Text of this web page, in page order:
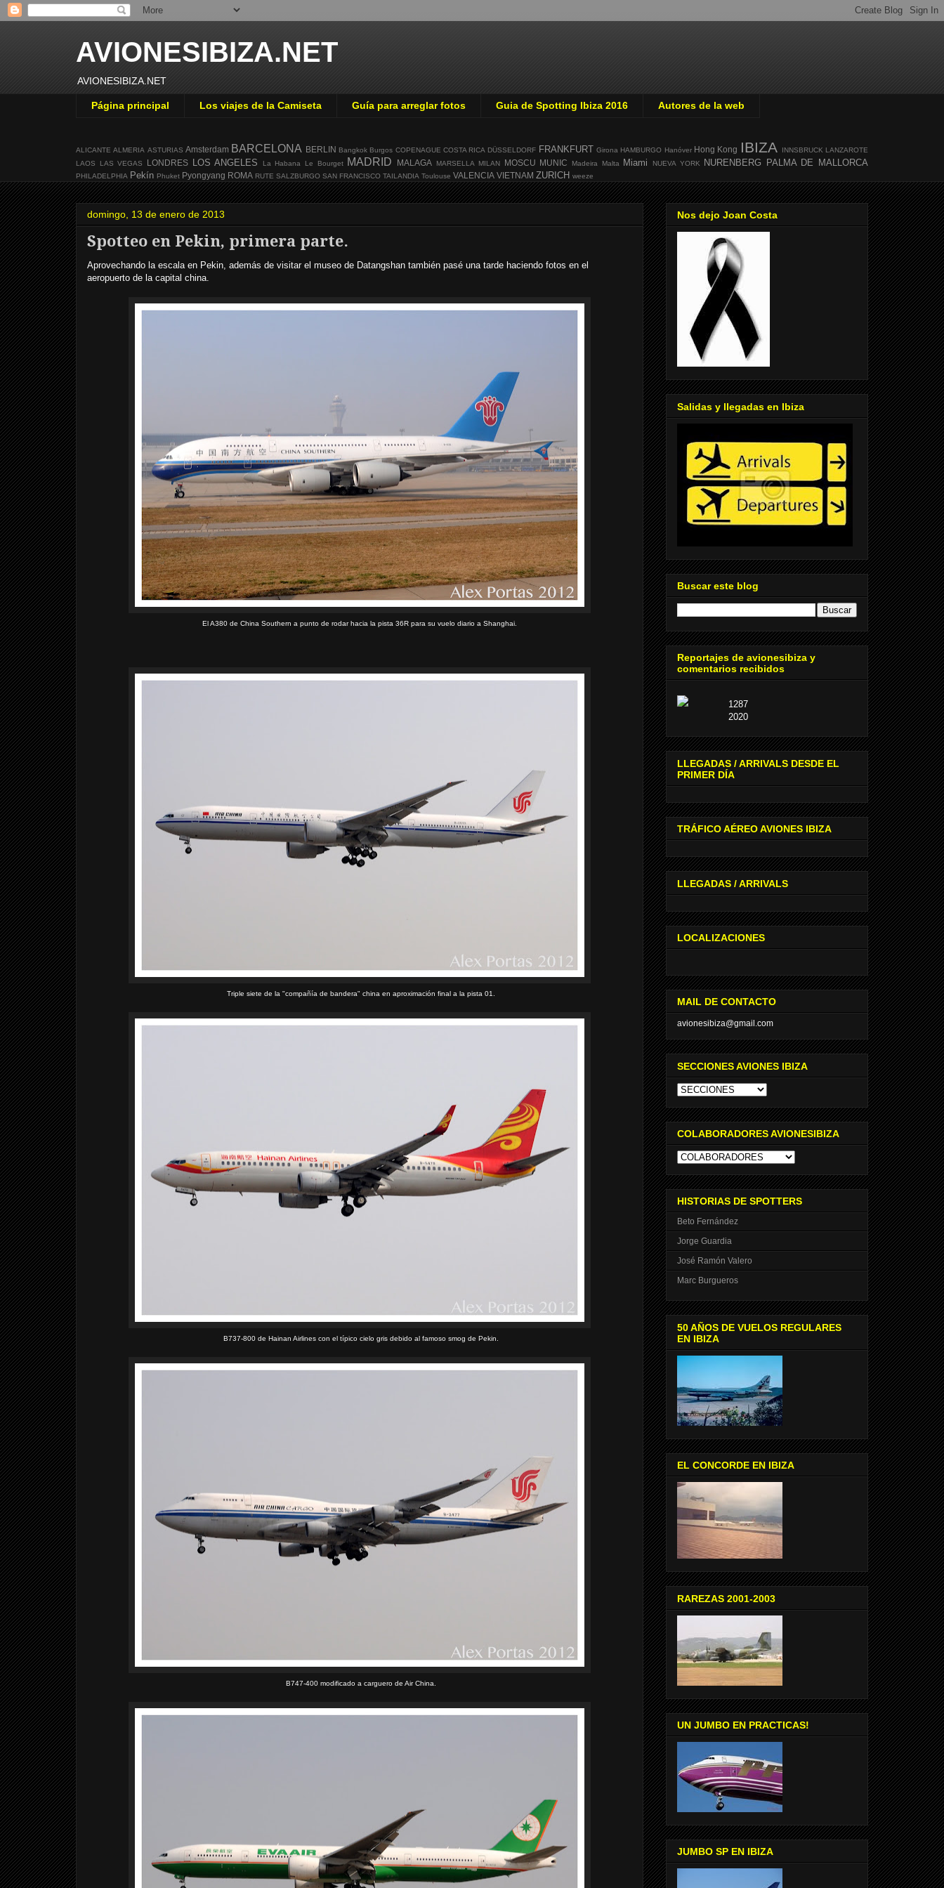
AVIONESIBIZA.NET
AVIONESIBIZA.NET
Página principal Los viajes de la Camiseta Guía para arreglar fotos Guia de Spotting Ibiza 2016 Autores de la web
ALICANTE ALMERIA ASTURIAS Amsterdam BARCELONA BERLIN Bangkok Burgos COPENAGUE COSTA RICA DÜSSELDORF FRANKFURT Girona HAMBURGO Hanóver Hong Kong IBIZA INNSBRUCK LANZAROTE
LAOS
LAS VEGAS LONDRES LOS ANGELES La Habana Le Bourget MADRID MALAGA MARSELLA MILAN MOSCU MUNIC Madeira Malta Miami NUEVA YORK NURENBERG PALMA DE MALLORCA
PHILADELPHIA Pekín Phuket Pyongyang ROMA RUTE SALZBURGO SAN FRANCISCO TAILANDIA Toulouse VALENCIA VIETNAM ZURICH weeze
domingo, 13 de enero de 2013
Spotteo en Pekin, primera parte.
Aprovechando la escala en Pekin, además de visitar el museo de Datangshan también pasé una tarde haciendo fotos en el
aeropuerto de la capital china.
El A380 de China Southern a punto de rodar hacia la pista 36R para su vuelo diario a Shanghai.
Triple siete de la "compañía de bandera" china en aproximación final a la pista 01.
B737-800 de Hainan Airlines con el típico cielo gris debido al famoso smog de Pekin.
B747-400 modificado a carguero de Air China.
Nos dejo Joan Costa
Salidas y llegadas en Ibiza
Buscar este blog
Reportajes de avionesibiza y
comentarios recibidos
1287
2020
LLEGADAS / ARRIVALS DESDE EL
PRIMER DÍA
TRÁFICO AÉREO AVIONES IBIZA
LLEGADAS / ARRIVALS
LOCALIZACIONES
MAIL DE CONTACTO
avionesibiza@gmail.com
SECCIONES AVIONES IBIZA
COLABORADORES AVIONESIBIZA
HISTORIAS DE SPOTTERS
Beto Fernández
Jorge Guardia
José Ramón Valero
Marc Burgueros
50 AÑOS DE VUELOS REGULARES
EN IBIZA
EL CONCORDE EN IBIZA
RAREZAS 2001-2003
UN JUMBO EN PRACTICAS!
JUMBO SP EN IBIZA